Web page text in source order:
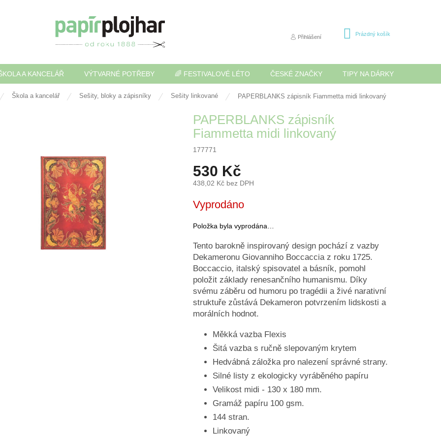
Přihlášení
NÁKUPNÍ
Prázdný košík
A KANCELÁŘ VÝTVARNÉ POTŘEBY 🌈 FESTIVALOVÉ LÉTO ČESKÉ ZNAČKY TIPY NA DÁRKY
Škola a kancelář Sešity, bloky a zápisníky Sešity linkované PAPERBLANKS zápisník Fiammetta midi linkovaný
PAPERBLANKS zápisník
Fiammetta midi linkovaný
177771
530 Kč
438,02 Kč bez DPH
cena:
Vyprodáno
Položka byla vyprodána…
Tento barokně inspirovaný design pochází z vazby
Dekameronu Giovanniho Boccaccia z roku 1725.
Boccaccio, italský spisovatel a básník, pomohl
položit základy renesančního humanismu. Díky
svému záběru od humoru po tragédii a živé narativní
struktuře zůstává Dekameron potvrzením lidskosti a
morálních hodnot.
Měkká vazba Flexis
Šitá vazba s ručně slepovaným krytem
Hedvábná záložka pro nalezení správné strany.
Silné listy z ekologicky vyráběného papíru
Velikost midi - 130 x 180 mm.
Gramáž papíru 100 gsm.
144 stran.
Linkovaný